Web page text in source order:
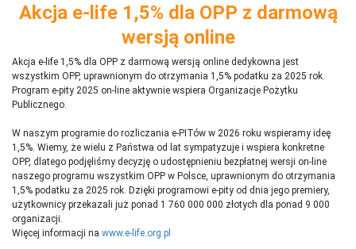
Akcja e-life 1,5% dla OPP z darmową
wersją online
Akcja e-life 1,5% dla OPP z darmową wersją online dedykowna jest
wszystkim OPP, uprawnionym do otrzymania 1,5% podatku za 2025 rok.
Program e-pity 2025 on-line aktywnie wspiera Organizacje Pożytku
Publicznego.
W naszym programie do rozliczania e-PITów w 2026 roku wspieramy ideę
1,5%. Wiemy, że wielu z Państwa od lat sympatyzuje i wspiera konkretne
OPP, dlatego podjęliśmy decyzję o udostępnieniu bezpłatnej wersji on-line
naszego programu wszystkim OPP w Polsce, uprawnionym do otrzymania
1,5% podatku za 2025 rok. Dzięki programowi e-pity od dnia jego premiery,
użytkownicy przekazali już ponad 1 760 000 000 złotych dla ponad 9 000
organizacji.
Więcej informacji na www.e-life.org.pl